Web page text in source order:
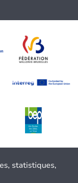
statistiques,